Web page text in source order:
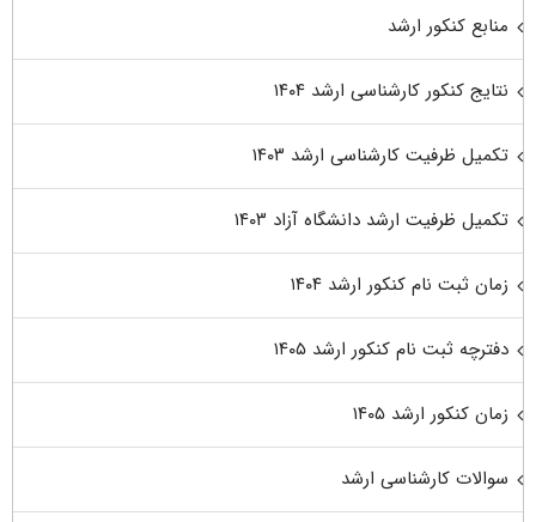
منابع کنکور ارشد
نتایج کنکور کارشناسی ارشد ۱۴۰۴
تکمیل ظرفیت کارشناسی ارشد ۱۴۰۳
تکمیل ظرفیت ارشد دانشگاه آزاد ۱۴۰۳
زمان ثبت نام کنکور ارشد ۱۴۰۴
دفترچه ثبت نام کنکور ارشد ۱۴۰۵
زمان کنکور ارشد ۱۴۰۵
سوالات کارشناسی ارشد